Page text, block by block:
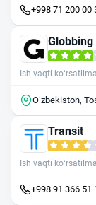
+998 71 200 00
Globbing
Ish vaqti
Oʻzbekiston,
Transit
Ish vaqti
+998 91 366 51